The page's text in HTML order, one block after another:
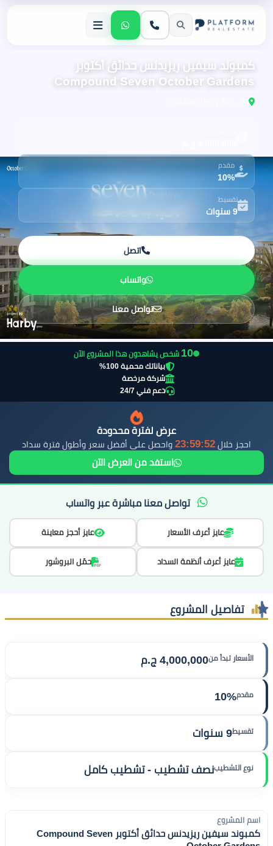
كمبوند سيفين ريزيدنس حدائق أكتوبر
Compound Seven October Gardens
مقدم
10%
تقسيط
9 سنوات
اتصل
واتساب
تواصل معنا
11 شخص يشاهدون هذا المشروع الآن
بياناتك محمية 100%
شركة مرخصة
دعم فني 24/7
عرض لفترة محدودة
احجز خلال 23:59:51 واحصل على أفضل سعر وأطول فترة سداد
استفد من العرض الآن
تواصل معنا مباشرة عبر واتساب
عايز أعرف الأسعار عايز أحجز معاينة
عايز أعرف أنظمة السداد حمّل البروشور
تفاصيل المشروع
الأسعار تبدأ من4,000,000 ج.م
مقدم10%
تقسيط9 سنوات
نوع التشطيبنصف تشطيب - تشطيب كامل
اسم المشروع
كمبوند سيفين ريزيدنس حدائق أكتوبر Compound Seven